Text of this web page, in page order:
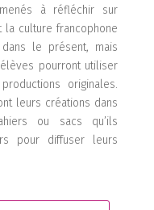
à réfléchir sur
la culture francophone
le présent, mais
pourront utiliser
originales.
leurs créations dans
ou sacs qu’ils
pour diffuser leurs
2